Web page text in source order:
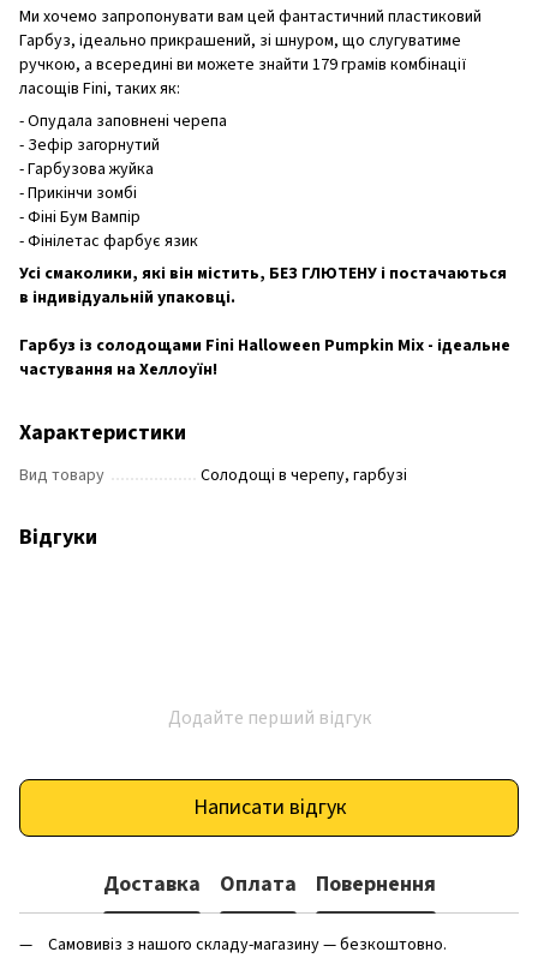
Ми хочемо запропонувати вам цей фантастичний пластиковий
Гарбуз, ідеально прикрашений, зі шнуром, що слугуватиме
ручкою, а всередині ви можете знайти 179 грамів комбінації
ласощів Fini, таких як:
- Опудала заповнені черепа
- Зефір загорнутий
- Гарбузова жуйка
- Прикінчи зомбі
- Фіні Бум Вампір
- Фінілетас фарбує язик
Усі смаколики, які він містить, БЕЗ ГЛЮТЕНУ і постачаються
в індивідуальній упаковці.
Гарбуз із солодощами Fini Halloween Pumpkin Mix - ідеальне
частування на Хеллоуїн!
Характеристики
Вид товару Солодощі в черепу, гарбузі
Відгуки
Додайте перший відгук
Написати відгук
Доставка Оплата Повернення
Самовивіз з нашого складу-магазину — безкоштовно.